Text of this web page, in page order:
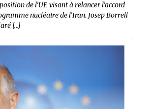
de l’UE visant à relancer l’accord
nucléaire de l’Iran. Josep Borrell
[…]